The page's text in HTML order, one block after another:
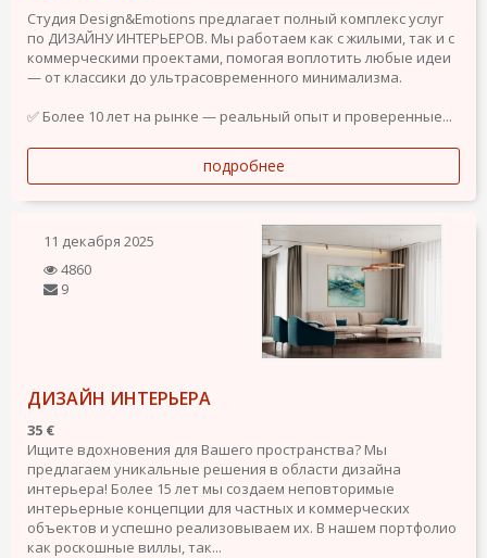
Студия Design&Emotions предлагает полный комплекс услуг
по ДИЗАЙНУ ИНТЕРЬЕРОВ. Мы работаем как с жилыми, так и с
коммерческими проектами, помогая воплотить любые идеи
— от классики до ультрасовременного минимализма.
✅ Более 10 лет на рынке — реальный опыт и проверенные...
подробнее
11 декабря 2025
4860
9
ДИЗАЙН ИНТЕРЬЕРА
35 €
Ищите вдохновения для Вашего пространства? Мы
предлагаем уникальные решения в области дизайна
интерьера! Более 15 лет мы создаем неповторимые
интерьерные концепции для частных и коммерческих
объектов и успешно реализовываем их. В нашем портфолио
как роскошные виллы, так...